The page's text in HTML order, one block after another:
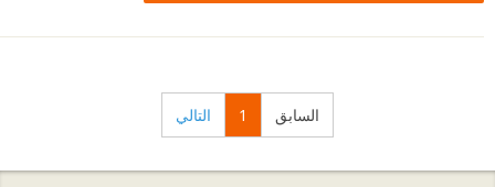
السابق 1 التالي